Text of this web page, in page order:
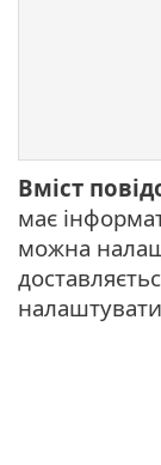
Вміст
має
можна
налаштувати